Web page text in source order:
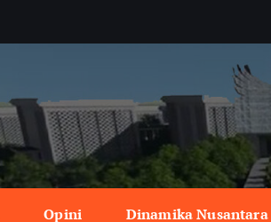
Opini Dinamika Nusantara